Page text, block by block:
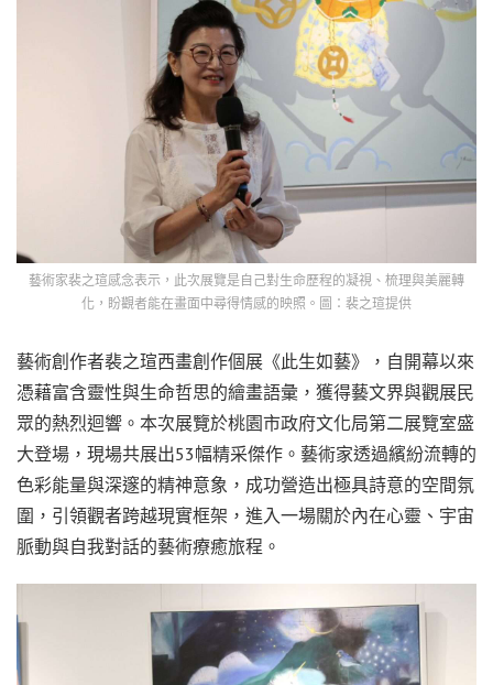
藝術家裴之瑄感念表示，此次展覽是自己對生命歷程的凝視、梳理與美麗轉
化，盼觀者能在畫面中尋得情感的映照。圖：裴之瑄提供
藝術創作者裴之瑄西畫創作個展《此生如藝》，自開幕以來
憑藉富含靈性與生命哲思的繪畫語彙，獲得藝文界與觀展民
眾的熱烈迴響。本次展覽於桃園市政府文化局第二展覽室盛
大登場，現場共展出53幅精采傑作。藝術家透過繽紛流轉的
色彩能量與深邃的精神意象，成功營造出極具詩意的空間氛
圍，引領觀者跨越現實框架，進入一場關於內在心靈、宇宙
脈動與自我對話的藝術療癒旅程。